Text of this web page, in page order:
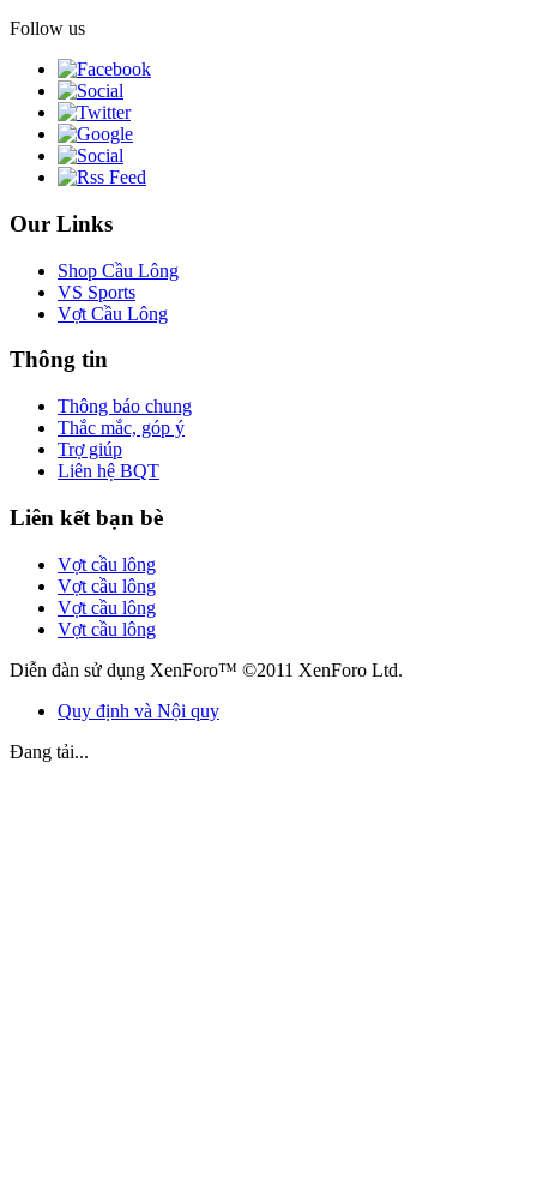
Follow us
Our Links
Shop Cầu Lông
VS Sports
Vợt Cầu Lông
Thông tin
Thông báo chung
Thắc mắc, góp ý
Trợ giúp
Liên hệ BQT
Liên kết bạn bè
Vợt cầu lông
Vợt cầu lông
Vợt cầu lông
Vợt cầu lông
Diễn đàn sử dụng XenForo™ ©2011 XenForo Ltd.
Quy định và Nội quy
Đang tải...